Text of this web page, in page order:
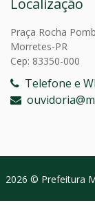
Praça Rocha
Morretes-PR
Cep: 83350-000
Telefone e
2026 © Prefeitura